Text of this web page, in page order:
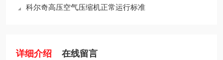
科尔奇高压空气压缩机正常运行标准
详细介绍 在线留言